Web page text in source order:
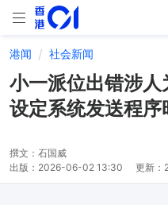
港闻 社会新闻
小一派位出错涉
设定系统发送程序
撰文： 石国威
出版： 2026-06-02 13:30 更新：